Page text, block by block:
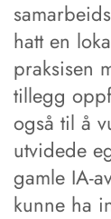
hatt en
praksisen
tillegg
også til å
utvidede
gamle IA-
kunne ha